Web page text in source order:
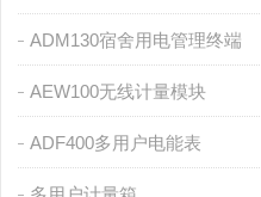
ADM130宿舍用电管理终端
AEW100无线计量模块
ADF400多用户电能表